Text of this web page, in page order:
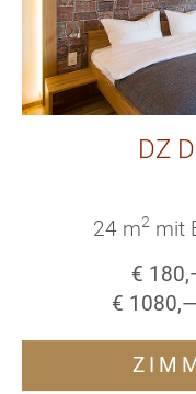
DZ
24 m2 mit
€ 180
€ 1080,—